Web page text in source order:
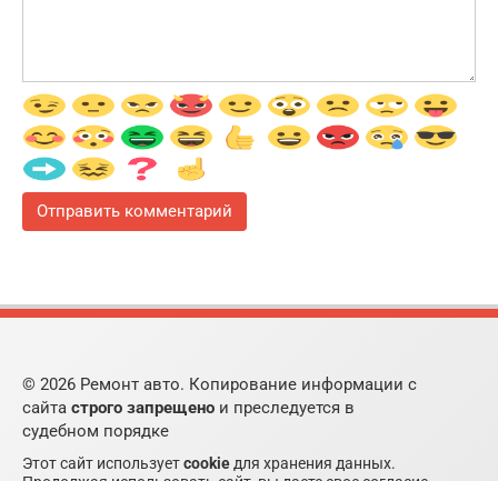
© 2026 Ремонт авто. Копирование информации с
сайта строго запрещено и преследуется в
судебном порядке
Этот сайт используетcookie для хранения данных.